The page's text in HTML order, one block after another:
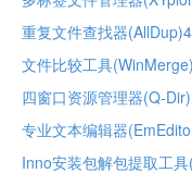
重复文件查找器
文件比较工具
四窗口资源管理器(Q-
专业文本编辑器